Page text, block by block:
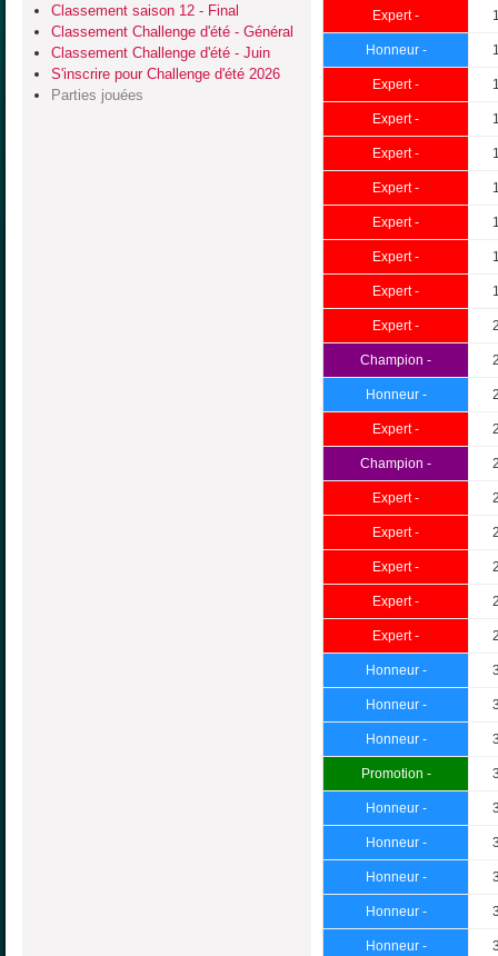
Classement saison 12 - Final
Classement Challenge d'été - Général
Classement Challenge d'été - Juin
S'inscrire pour Challenge d'été 2026
Parties jouées
Expert -
Honneur -
Expert -
Expert -
Expert -
Expert -
Expert -
Expert -
Expert -
Expert -
Champion -
Honneur -
Expert -
Champion -
Expert -
Expert -
Expert -
Expert -
Expert -
Honneur -
Honneur -
Honneur -
Promotion -
Honneur -
Honneur -
Honneur -
Honneur -
Honneur -